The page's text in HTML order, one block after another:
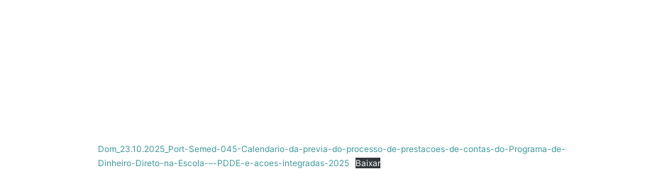
Dom_23.10.2025_Port-Semed-045-Calendario-da-previa-do-processo-de-prestacoes-de-contas-do-Programa-de-
Dinheiro-Direto-na-Escola-–-PDDE-e-acoes-integradas-2025
Baixar